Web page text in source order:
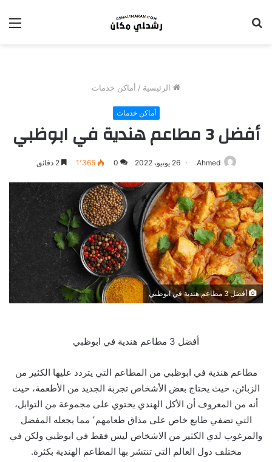
الرئيسية / أماكن خدمات
أماكن خدمات
أفضل 3 مطاعم هندية في ابوظبي
Ahmed 26 يونيو، 2022 0 1٬365 2 دقائق
أفضل 3 مطاعم هندية في ابوظبي
أفضل 3 مطاعم هندية في ابوظبي
مطاعم هندية في ابوظبي من المطاعم التي يتردد عليها الكثير من
الزبائن، حيث يحتاج بعض الأشخاص تجربة الجديد من الأطعمة، حيث
أنه من المعروف أن الأكل الهندي يحتوي على مجموعة من التوابل،
التي تضفي طابع خاص على مذاق طعامهم٬ مما يجعله المفضل
والمرغوب لدي الكثير من الاشخاص ليس فقط في ابوظبي ولكن في
مختلف دول العالم التي تنتشر بها المطاعم الهندية بكثرة.